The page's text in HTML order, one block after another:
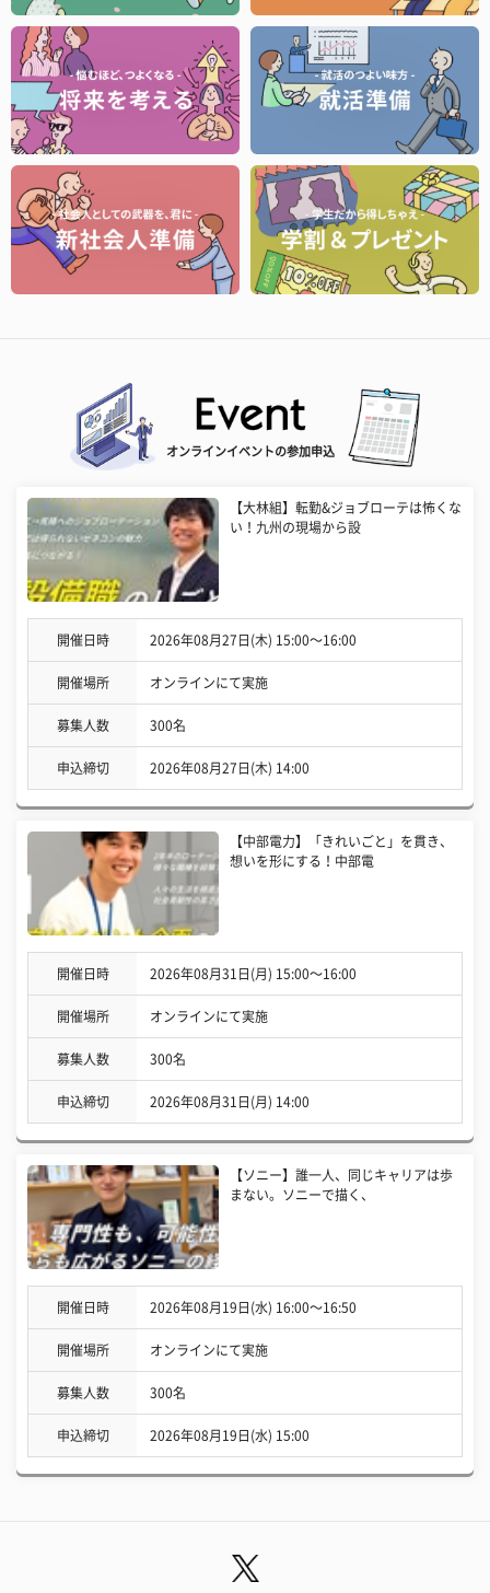
オンラインイベントの参加申込
【大林組】転勤&ジョブローテは怖くな
い！九州の現場から設
開催日時 2026年08月27日(木) 15:00〜16:00
開催場所 オンラインにて実施
募集人数 300名
申込締切 2026年08月27日(木) 14:00
【中部電力】「きれいごと」を貫き、
想いを形にする！中部電
開催日時 2026年08月31日(月) 15:00〜16:00
開催場所 オンラインにて実施
募集人数 300名
申込締切 2026年08月31日(月) 14:00
【ソニー】誰一人、同じキャリアは歩
まない。ソニーで描く、
開催日時 2026年08月19日(水) 16:00〜16:50
開催場所 オンラインにて実施
募集人数 300名
申込締切 2026年08月19日(水) 15:00